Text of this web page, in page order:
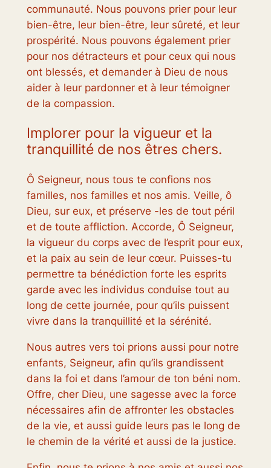
communauté. Nous pouvons prier pour leur
bien-être, leur bien-être, leur sûreté, et leur
prospérité. Nous pouvons également prier
pour nos détracteurs et pour ceux qui nous
ont blessés, et demander à Dieu de nous
aider à leur pardonner et à leur témoigner
de la compassion.
Implorer pour la vigueur et la
tranquillité de nos êtres chers.
Ô Seigneur, nous tous te confions nos
familles, nos familles et nos amis. Veille, ô
Dieu, sur eux, et préserve -les de tout péril
et de toute affliction. Accorde, Ô Seigneur,
la vigueur du corps avec de l’esprit pour eux,
et la paix au sein de leur cœur. Puisses-tu
permettre ta bénédiction forte les esprits
garde avec les individus conduise tout au
long de cette journée, pour qu’ils puissent
vivre dans la tranquillité et la sérénité.
Nous autres vers toi prions aussi pour notre
enfants, Seigneur, afin qu’ils grandissent
dans la foi et dans l’amour de ton béni nom.
Offre, cher Dieu, une sagesse avec la force
nécessaires afin de affronter les obstacles
de la vie, et aussi guide leurs pas le long de
le chemin de la vérité et aussi de la justice.